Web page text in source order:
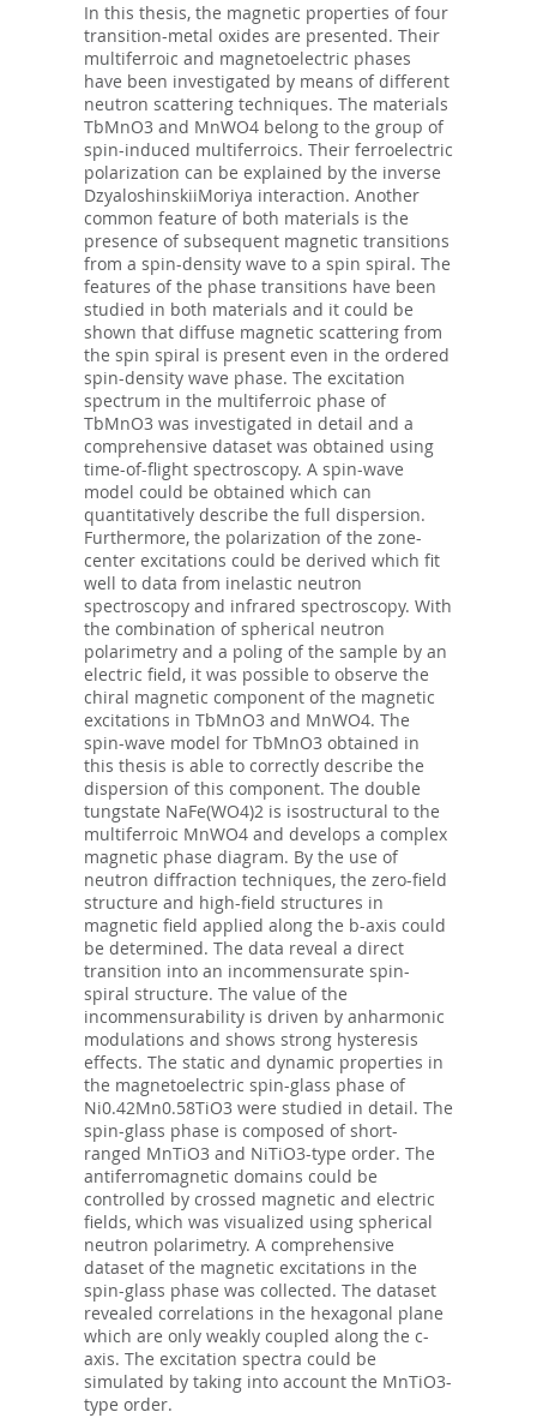
In this thesis, the magnetic properties of four
transition-metal oxides are presented. Their
multiferroic and magnetoelectric phases
have been investigated by means of different
neutron scattering techniques. The materials
TbMnO3 and MnWO4 belong to the group of
spin-induced multiferroics. Their ferroelectric
polarization can be explained by the inverse
DzyaloshinskiiMoriya interaction. Another
common feature of both materials is the
presence of subsequent magnetic transitions
from a spin-density wave to a spin spiral. The
features of the phase transitions have been
studied in both materials and it could be
shown that diffuse magnetic scattering from
the spin spiral is present even in the ordered
spin-density wave phase. The excitation
spectrum in the multiferroic phase of
TbMnO3 was investigated in detail and a
comprehensive dataset was obtained using
time-of-flight spectroscopy. A spin-wave
model could be obtained which can
quantitatively describe the full dispersion.
Furthermore, the polarization of the zone-
center excitations could be derived which fit
well to data from inelastic neutron
spectroscopy and infrared spectroscopy. With
the combination of spherical neutron
polarimetry and a poling of the sample by an
electric field, it was possible to observe the
chiral magnetic component of the magnetic
excitations in TbMnO3 and MnWO4. The
spin-wave model for TbMnO3 obtained in
this thesis is able to correctly describe the
dispersion of this component. The double
tungstate NaFe(WO4)2 is isostructural to the
multiferroic MnWO4 and develops a complex
magnetic phase diagram. By the use of
neutron diffraction techniques, the zero-field
structure and high-field structures in
magnetic field applied along the b-axis could
be determined. The data reveal a direct
transition into an incommensurate spin-
spiral structure. The value of the
incommensurability is driven by anharmonic
modulations and shows strong hysteresis
effects. The static and dynamic properties in
the magnetoelectric spin-glass phase of
Ni0.42Mn0.58TiO3 were studied in detail. The
spin-glass phase is composed of short-
ranged MnTiO3 and NiTiO3-type order. The
antiferromagnetic domains could be
controlled by crossed magnetic and electric
fields, which was visualized using spherical
neutron polarimetry. A comprehensive
dataset of the magnetic excitations in the
spin-glass phase was collected. The dataset
revealed correlations in the hexagonal plane
which are only weakly coupled along the c-
axis. The excitation spectra could be
simulated by taking into account the MnTiO3-
type order.